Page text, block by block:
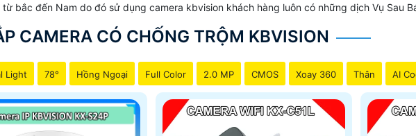
khấu khá hấp dẫn so với nhiều thương hiệu khác. ngoài camera chất
màn hình, báo động chống trộm báo cháy chuyên nghiệp.
bắc đến Nam do đó sử dụng camera kbvision khách hàng luôn có những dịch Vụ Sau
CAMERA CÓ CHỐNG TRỘM KBVISION
Light 78° Hồng Ngoại Full Color 2.0 MP CMOS Xoay 360 Thân AI